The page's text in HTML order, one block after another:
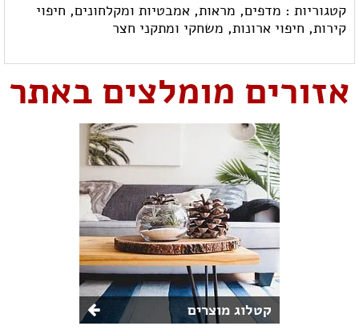
קטגוריות : מדפים, מראות, אמבטיות ומקלחונים, חיפוי
קירות, חיפוי ארונות, משחקי ומתקני חצר
אזורים מומלצים באתר
קטלוג מוצרים